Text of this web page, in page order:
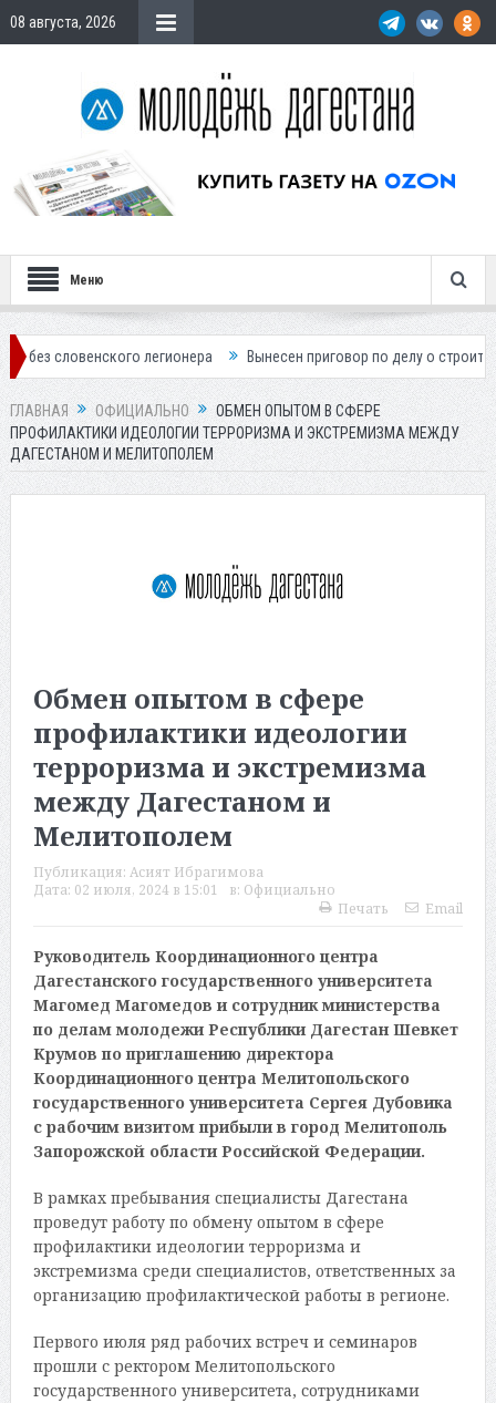
08 августа, 2026
Меню
легионера Вынесен приговор по делу о строительстве
ГЛАВНАЯ ОФИЦИАЛЬНО
ОБМЕН ОПЫТОМ В СФЕРЕ
ПРОФИЛАКТИКИ ИДЕОЛОГИИ ТЕРРОРИЗМА И ЭКСТРЕМИЗМА МЕЖДУ
ДАГЕСТАНОМ И МЕЛИТОПОЛЕМ
Обмен опытом в сфере
профилактики идеологии
терроризма и экстремизма
между Дагестаном и
Мелитополем
Публикация: Асият Ибрагимова
Дата: 02 июля, 2024 в 15:01 в: Официально
Печать
Email
Руководитель Координационного центра
Дагестанского государственного университета
Магомед Магомедов и сотрудник министерства
по делам молодежи Республики Дагестан Шевкет
Крумов по приглашению директора
Координационного центра Мелитопольского
государственного университета Сергея Дубовика
с рабочим визитом прибыли в город Мелитополь
Запорожской области Российской Федерации.
В рамках пребывания специалисты Дагестана
проведут работу по обмену опытом в сфере
профилактики идеологии терроризма и
экстремизма среди специалистов, ответственных за
организацию профилактической работы в регионе.
Первого июля ряд рабочих встреч и семинаров
прошли с ректором Мелитопольского
государственного университета, сотрудниками